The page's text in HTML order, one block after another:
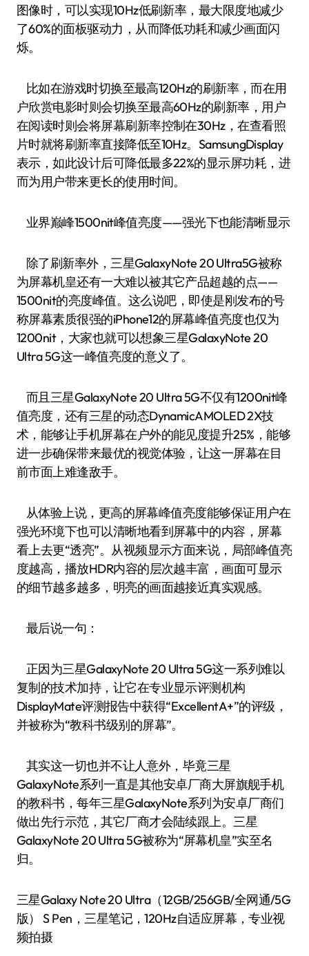
图像时，可以实现10Hz低刷新率，最大限度地减少
了60%的面板驱动力，从而降低功耗和减少画面闪
烁。
比如在游戏时切换至最高120Hz的刷新率，而在用
户欣赏电影时则会切换至最高60Hz的刷新率，用户
在阅读时则会将屏幕刷新率控制在30Hz，在查看照
片时就将刷新率直接降低至10Hz。SamsungDisplay
表示，如此设计后可降低最多22%的显示屏功耗，进
而为用户带来更长的使用时间。
业界巅峰1500nit峰值亮度——强光下也能清晰显示
除了刷新率外，三星GalaxyNote 20 Ultra5G被称
为屏幕机皇还有一大难以被其它产品超越的点——
1500nit的亮度峰值。这么说吧，即使是刚发布的号
称屏幕素质很强的iPhone12的屏幕峰值亮度也仅为
1200nit，大家也就可以想象三星GalaxyNote 20
Ultra 5G这一峰值亮度的意义了。
而且三星GalaxyNote 20 Ultra 5G不仅有1200nit峰
值亮度，还有三星的动态DynamicAMOLED 2X技
术，能够让手机屏幕在户外的能见度提升25%，能够
进一步确保带来最优的视觉体验，让这一屏幕在目
前市面上难逢敌手。
从体验上说，更高的屏幕峰值亮度能够保证用户在
强光环境下也可以清晰地看到屏幕中的内容，屏幕
看上去更“透亮”。从视频显示方面来说，局部峰值亮
度越高，播放HDR内容的层次越丰富，画面可显示
的细节越多越多，明亮的画面越接近真实观感。
最后说一句：
正因为三星GalaxyNote 20 Ultra 5G这一系列难以
复制的技术加持，让它在专业显示评测机构
DisplayMate评测报告中获得“ExcellentA+”的评级，
并被称为“教科书级别的屏幕”。
其实这一切也并不让人意外，毕竟三星
GalaxyNote系列一直是其他安卓厂商大屏旗舰手机
的教科书，每年三星GalaxyNote系列为安卓厂商们
做出先行示范，其它厂商才会陆续跟上。三星
GalaxyNote 20 Ultra 5G被称为“屏幕机皇”实至名
归。
三星Galaxy Note 20 Ultra（12GB/256GB/全网通/5G
版） S Pen，三星笔记，120Hz自适应屏幕，专业视
频拍摄